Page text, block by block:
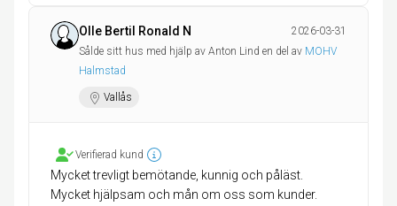
Olle Bertil Ronald N
2026-03-31
Sålde sitt hus med hjälp av Anton Lind en del av MOHV
Halmstad
Vallås
Verifierad kund
Mycket trevligt bemötande, kunnig och påläst.
Mycket hjälpsam och mån om oss som kunder.